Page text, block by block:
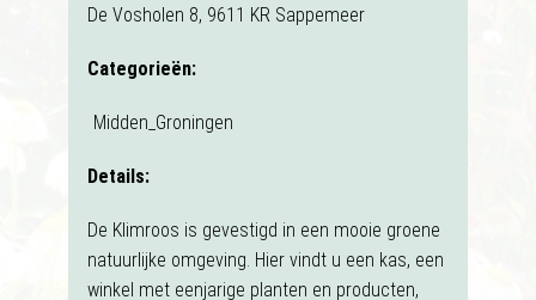
De Vosholen 8, 9611 KR Sappemeer
Categorieën:
Midden_Groningen
Details:
De Klimroos is gevestigd in een mooie groene
natuurlijke omgeving. Hier vindt u een kas, een
winkel met eenjarige planten en producten,